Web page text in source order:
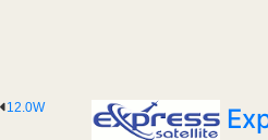
12.0W